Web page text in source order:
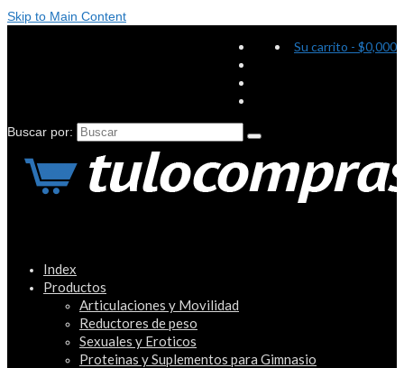
Skip to Main Content
Su carrito - $0,000
Buscar por:
Index
Productos
Articulaciones y Movilidad
Reductores de peso
Sexuales y Eroticos
Proteinas y Suplementos para Gimnasio